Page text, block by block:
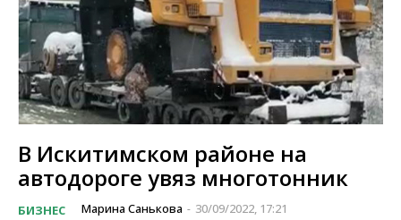
В Искитимском районе на
автодороге увяз многотонник
БИЗНЕС Марина Санькова - 30/09/2022, 17:21